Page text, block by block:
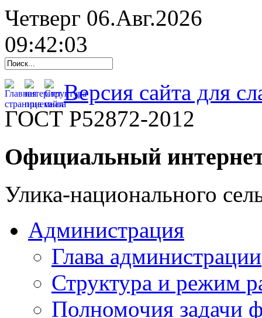
Четверг 06.Авг.2026
09:42:04
Версия сайта для
ГОСТ Р52872-2012
Официальный
Улика-национального
Администрация
Глава администрации
Структура и режим
Полномочия задачи